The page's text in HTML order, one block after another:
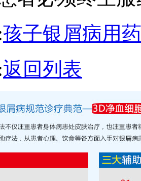
孩子银屑病用
返回列表